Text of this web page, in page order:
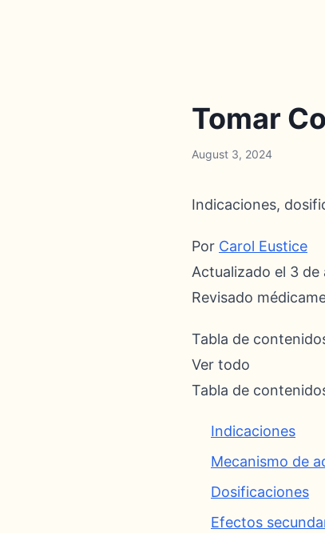
Tomar
August 3, 2024
Indicaciones,
Por Carol Eustice
Actualizado el 3
Revisado
Tabla de
Ver todo
Tabla de
Indicaciones
Mecanismo de
Dosificaciones
Efectos